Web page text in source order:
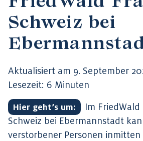
Schweiz bei
Aktualisiert am 9. September
Lesezeit: 6 Minuten
Hier geht’s um:
Im
Schweiz bei Ebermannstadt
verstorbener Personen inmitten